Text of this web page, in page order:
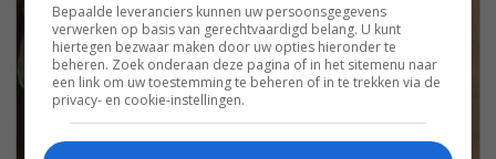
Bepaalde leveranciers kunnen uw persoonsgegevens
verwerken op basis van gerechtvaardigd belang. U kunt
hiertegen bezwaar maken door uw opties hieronder te
beheren. Zoek onderaan deze pagina of in het sitemenu naar
een link om uw toestemming te beheren of in te trekken via de
privacy- en cookie-instellingen.